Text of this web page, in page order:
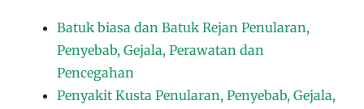
Batuk biasa dan Batuk Rejan Penularan,
Penyebab, Gejala, Perawatan dan
Pencegahan
Penyakit Kusta Penularan, Penyebab, Gejala,